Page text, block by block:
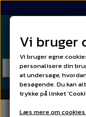
Vi bruger
Vi bruger egne
personalisere din
at undersøge,
besøgende. Du kan
trykke på linket
Læs mere om